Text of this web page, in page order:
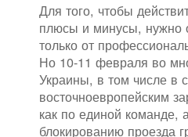
Для того, чтобы
плюсы и минусы, нужно
только от
Но 10-11 февраля во
Украины, в том числе в
восточноевропейским
как по единой команде,
блокированию проезда